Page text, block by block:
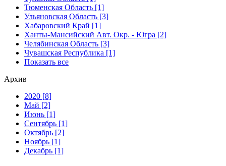
Тюменская Область [1]
Ульяновская Область [3]
Хабаровский Край [1]
Ханты-Мансийский Авт. Окр. - Югра [2]
Челябинская Область [3]
Чувашская Республика [1]
Показать все
Архив
2020 [8]
Май [2]
Июнь [1]
Сентябрь [1]
Октябрь [2]
Ноябрь [1]
Декабрь [1]